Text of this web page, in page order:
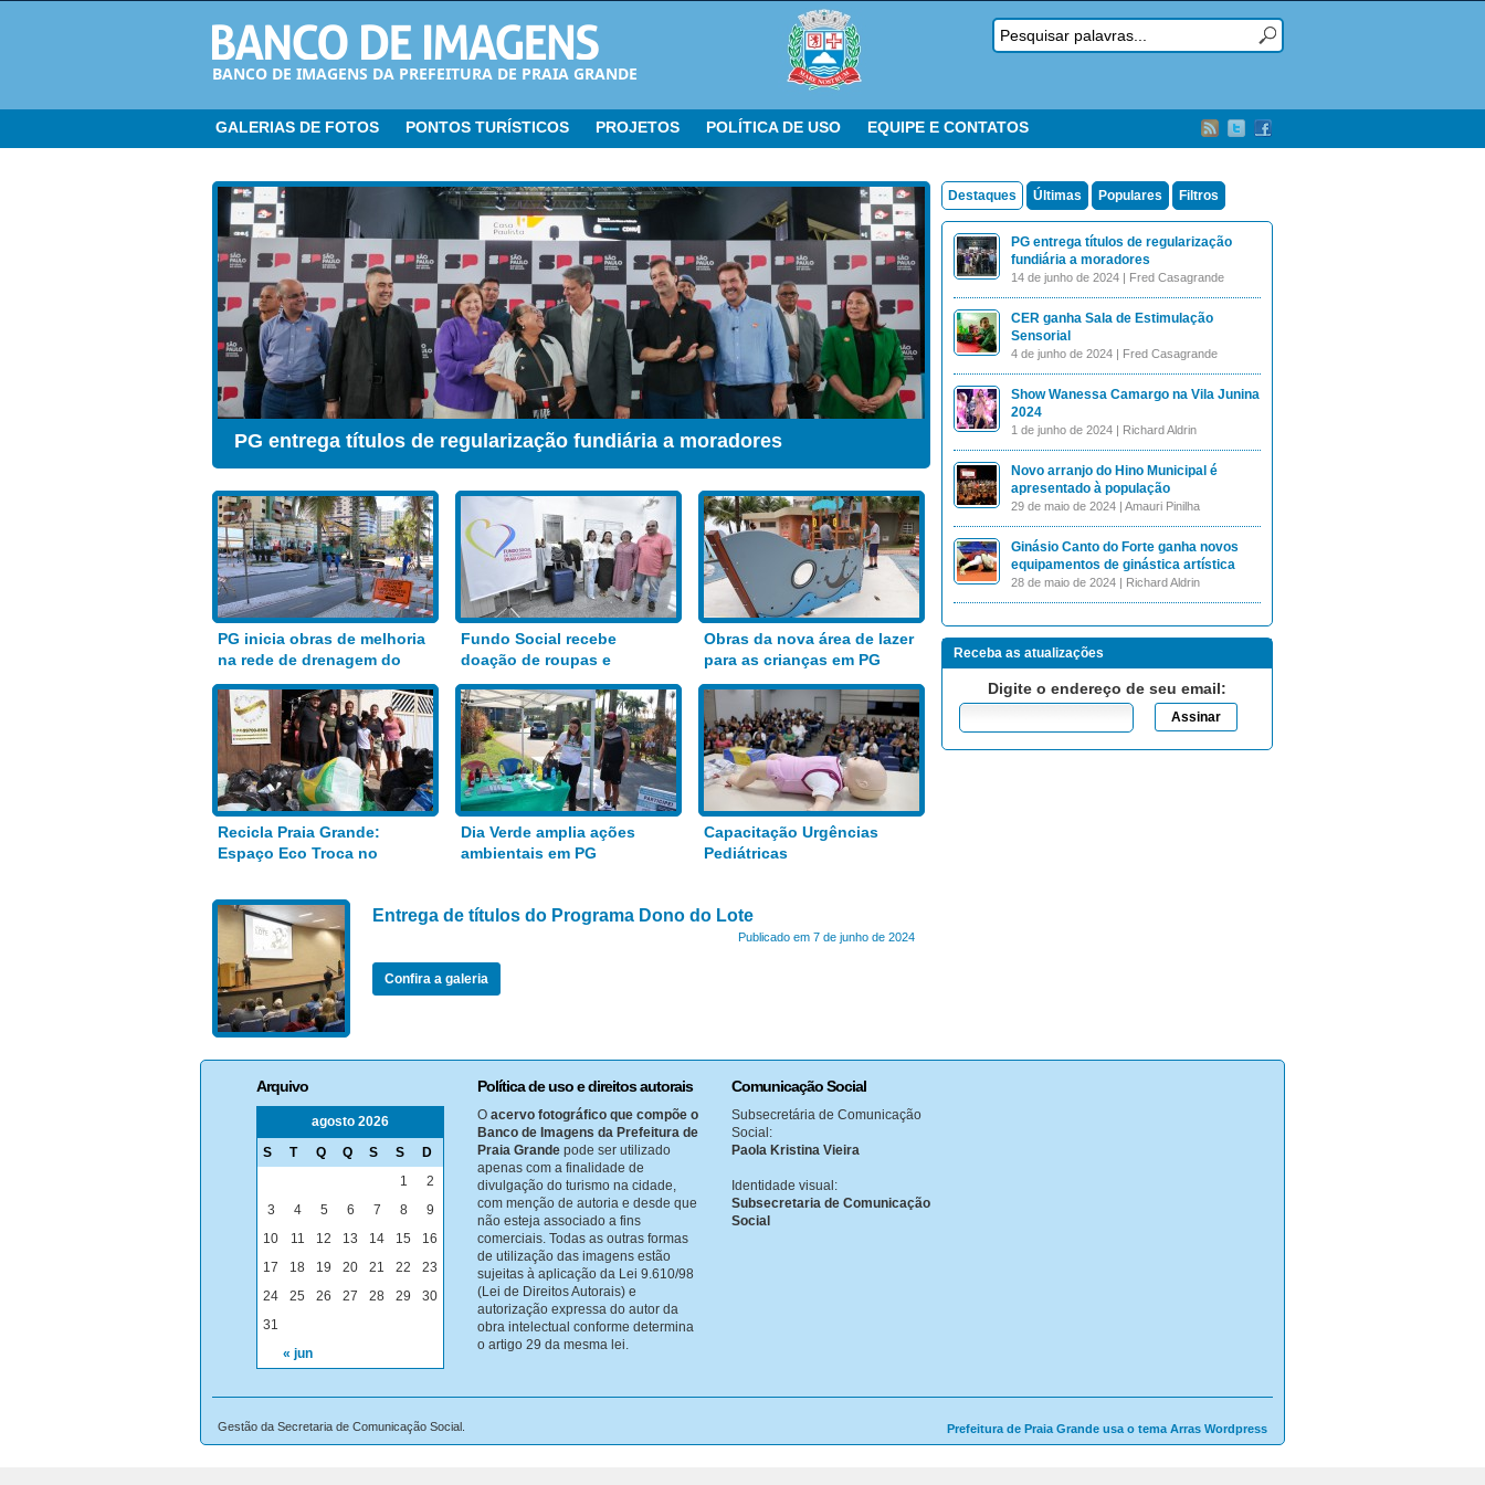
BANCO DE IMAGENS DA PREFEITURA DE PRAIA GRANDE
GALERIAS DE FOTOS PONTOS TURÍSTICOS PROJETOS POLÍTICA DE USO EQUIPE E CONTATOS
CER ganha Sala de Estimulação Sensorial
PG inicia obras de melhoria
na rede de drenagem do
Bairro Aviação
Fundo Social recebe
doação de roupas e
alimentos
Obras da nova área de lazer
para as crianças em PG
Recicla Praia Grande:
Espaço Eco Troca no
Dia Verde amplia ações
ambientais em PG
Capacitação Urgências
Pediátricas
Entrega de títulos do Programa Dono do Lote
Publicado em 7 de junho de 2024
Confira a galeria
Destaques Últimas Populares Filtros
PG entrega títulos de regularização
fundiária a moradores
14 de junho de 2024 | Fred Casagrande
CER ganha Sala de Estimulação
Sensorial
4 de junho de 2024 | Fred Casagrande
Show Wanessa Camargo na Vila Junina
2024
1 de junho de 2024 | Richard Aldrin
Novo arranjo do Hino Municipal é
apresentado à população
29 de maio de 2024 | Amauri Pinilha
Ginásio Canto do Forte ganha novos
equipamentos de ginástica artística
28 de maio de 2024 | Richard Aldrin
Receba as atualizações
Digite o endereço de seu email:
Arquivo
agosto 2026
S
T Q Q S S D
« jun
1
2
3
4 5 6 7 8
9
10
11 12 13 14 15
16
17
18 19 20 21 22
23
24
25 26 27 28 29
30
31
Política de uso e direitos autorais
O acervo fotográfico que compõe o
Banco de Imagens da Prefeitura de
Praia Grande pode ser utilizado
apenas com a finalidade de
divulgação do turismo na cidade,
com menção de autoria e desde que
não esteja associado a fins
comerciais. Todas as outras formas
de utilização das imagens estão
sujeitas à aplicação da Lei 9.610/98
(Lei de Direitos Autorais) e
autorização expressa do autor da
obra intelectual conforme determina
o artigo 29 da mesma lei.
Comunicação Social
Subsecretária de Comunicação
Social:
Paola Kristina Vieira
Identidade visual:
Subsecretaria de Comunicação
Social
Prefeitura de Praia Grande usa o tema Arras Wordpress
Gestão da Secretaria de Comunicação Social.